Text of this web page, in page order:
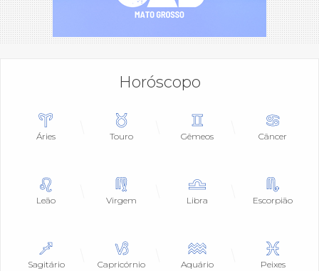
Horóscopo
Áries Touro Gêmeos Câncer
Leão Virgem Libra Escorpião
Sagitário Capricórnio Aquário Peixes